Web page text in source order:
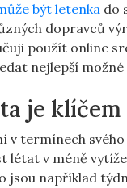
být letenka do
dopravců
použít‍ online
nejlepší možné
je klíčem
v ⁢termínech svého
létat v ⁢méně
jsou například